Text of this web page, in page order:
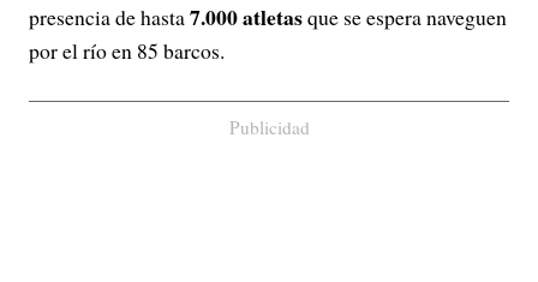
presencia de hasta7.000 atletasque se espera naveguen
por el río en 85 barcos.
Publicidad